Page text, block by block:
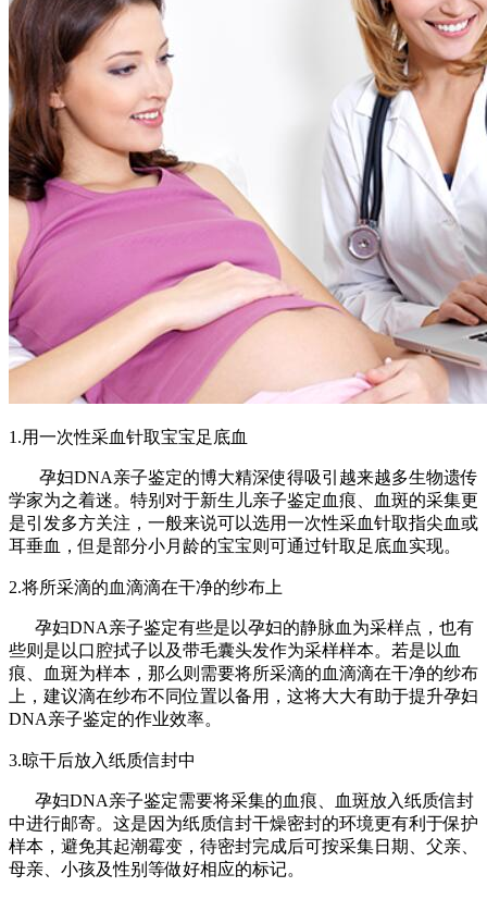
1.用一次性采血针取宝宝足底血
孕妇DNA亲子鉴定的博大精深使得吸引越来越多生物遗传
学家为之着迷。特别对于新生儿亲子鉴定血痕、血斑的采集更
是引发多方关注，一般来说可以选用一次性采血针取指尖血或
耳垂血，但是部分小月龄的宝宝则可通过针取足底血实现。
2.将所采滴的血滴滴在干净的纱布上
孕妇DNA亲子鉴定有些是以孕妇的静脉血为采样点，也有
些则是以口腔拭子以及带毛囊头发作为采样样本。若是以血
痕、血斑为样本，那么则需要将所采滴的血滴滴在干净的纱布
上，建议滴在纱布不同位置以备用，这将大大有助于提升孕妇
DNA亲子鉴定的作业效率。
3.晾干后放入纸质信封中
孕妇DNA亲子鉴定需要将采集的血痕、血斑放入纸质信封
中进行邮寄。这是因为纸质信封干燥密封的环境更有利于保护
样本，避免其起潮霉变，待密封完成后可按采集日期、父亲、
母亲、小孩及性别等做好相应的标记。